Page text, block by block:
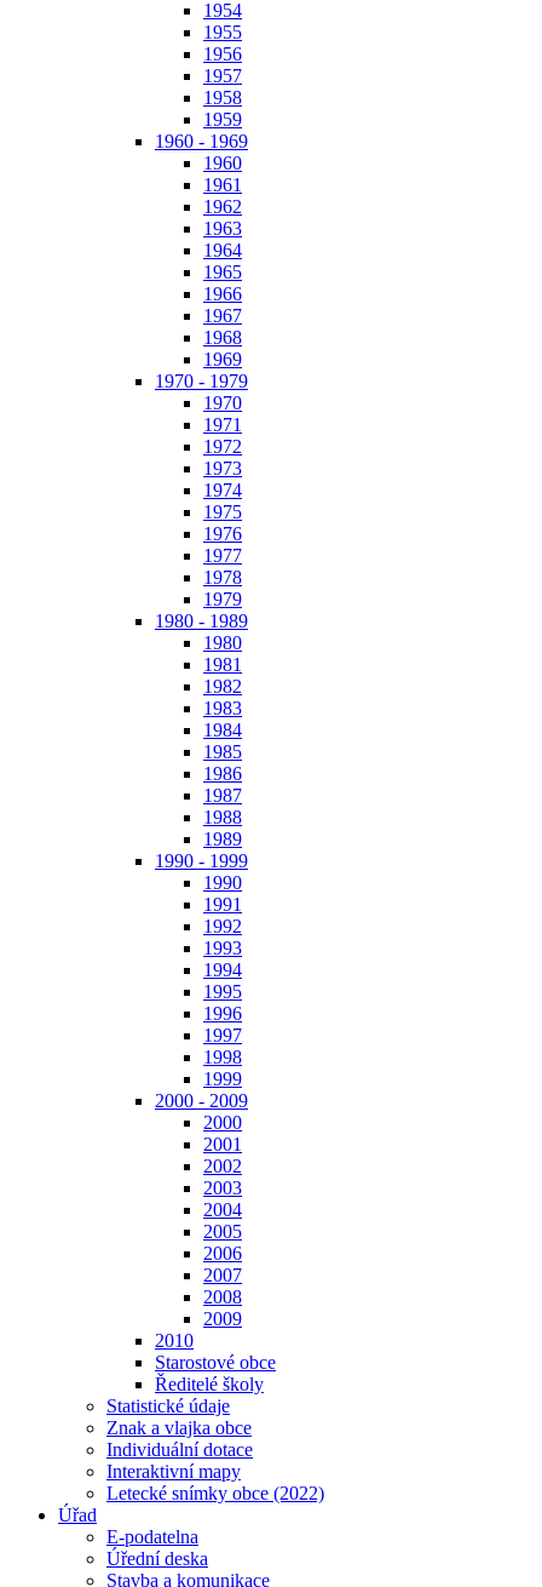
1954
1955
1956
1957
1958
1959
1960 - 1969
1960
1961
1962
1963
1964
1965
1966
1967
1968
1969
1970 - 1979
1970
1971
1972
1973
1974
1975
1976
1977
1978
1979
1980 - 1989
1980
1981
1982
1983
1984
1985
1986
1987
1988
1989
1990 - 1999
1990
1991
1992
1993
1994
1995
1996
1997
1998
1999
2000 - 2009
2000
2001
2002
2003
2004
2005
2006
2007
2008
2009
2010
Starostové obce
Ředitelé školy
Statistické údaje
Znak a vlajka obce
Individuální dotace
Interaktivní mapy
Letecké snímky obce (2022)
Úřad
E-podatelna
Úřední deska
Stavba a komunikace